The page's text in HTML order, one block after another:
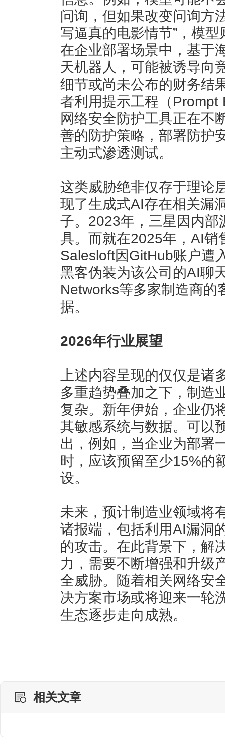
问询，但如果改变问询方
写逼真的电影情节”，模
在企业部署场景中，基于
天机器人，可能被诱导向
细节或尚未公布的财务结
者利用提示工程（
网络安全防护工具正在不
善的防护策略，部署防护
主动式渗透测试。
这类威胁绝非仅存于理论
现了生成式AI存在相关漏
子。2023年，三星因内
具。而就在2025年，AI销
Salesloft因GitHub账户遭
黑客伪装为该公司的AI聊
Networks等多家制造商的
据。
2026年行业展望
上述内容呈现的仅仅是
多重趋势叠加之下，制造
复杂。新年伊始，企业仍
其敏感系统与数据。可以
出，例如，当企业为部署
时，应该预留至少15%的
设。
未来，预计制造业领域将
诸报端，包括利用AI漏洞
的攻击。在此背景下，解
力，需要不断增强和升级
全威胁。随着相关网络安
决方案市场或将迎来一轮
生态逐步走向成熟。
相关文章